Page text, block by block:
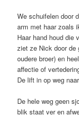
We schuifelen door
arm met haar zoals
Haar hand houd
ziet ze Nick door de
oudere broer) en
affectie of
De lift in op weg
De hele weg geen
blik staat ver en